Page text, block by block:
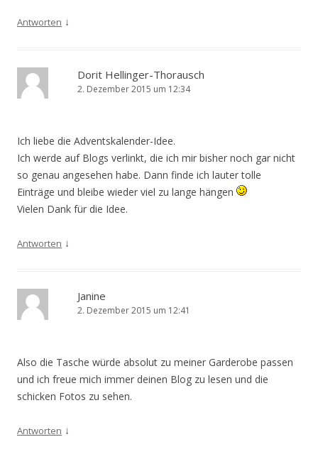
Antworten ↓
Dorit Hellinger-Thorausch
2. Dezember 2015 um 12:34
Ich liebe die Adventskalender-Idee.
Ich werde auf Blogs verlinkt, die ich mir bisher noch gar nicht
so genau angesehen habe. Dann finde ich lauter tolle
Einträge und bleibe wieder viel zu lange hängen
Vielen Dank für die Idee.
Antworten ↓
Janine
2. Dezember 2015 um 12:41
Also die Tasche würde absolut zu meiner Garderobe passen
und ich freue mich immer deinen Blog zu lesen und die
schicken Fotos zu sehen.
Antworten ↓